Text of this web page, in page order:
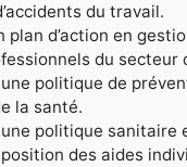
du travail.
plan d’action en
du secteur
politique de
la santé.
politique sanitaire
des aides